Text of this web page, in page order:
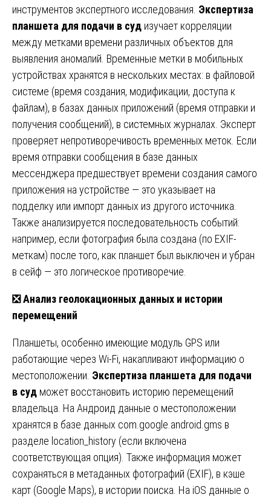
инструментов экспертного исследования. Экспертиза
планшета для подачи в суд изучает корреляции
между метками времени различных объектов для
выявления аномалий. Временные метки в мобильных
устройствах хранятся в нескольких местах: в файловой
системе (время создания, модификации, доступа к
файлам), в базах данных приложений (время отправки и
получения сообщений), в системных журналах. Эксперт
проверяет непротиворечивость временных меток. Если
время отправки сообщения в базе данных
мессенджера предшествует времени создания самого
приложения на устройстве — это указывает на
подделку или импорт данных из другого источника.
Также анализируется последовательность событий:
например, если фотография была создана (по EXIF-
меткам) после того, как планшет был выключен и убран
в сейф — это логическое противоречие.
❎Анализ геолокационных данных и истории
перемещений
Планшеты, особенно имеющие модуль GPS или
работающие через Wi-Fi, накапливают информацию о
местоположении. Экспертиза планшета для подачи
в суд может восстановить историю перемещений
владельца. На Андроид данные о местоположении
хранятся в базе данных com.google.android.gms в
разделе location_history (если включена
соответствующая опция). Также информация может
сохраняться в метаданных фотографий (EXIF), в кэше
карт (Google Maps), в истории поиска. На iOS данные о